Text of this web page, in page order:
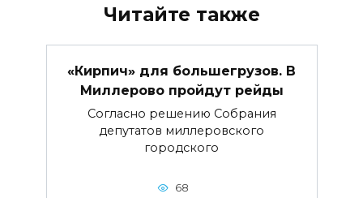
Читайте также
«Кирпич» для большегрузов. В
Миллерово пройдут рейды
Согласно решению Собрания
депутатов миллеровского
городского
68